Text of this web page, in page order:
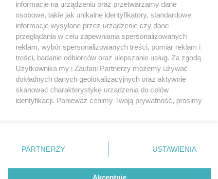
2 / 3
Remont Opery Śląskiej
Nie zapomnij
zapoznać się z:
polityką prywatności regulamin korzystania z portali
Twojemiasto
Piekary Śląskie
Chorzów
Tarnowskie Góry
Gliwice
Skontakuj sięz nami
Kontakt
Wydawca
Pogoda
informacje na urządzeniu oraz przetwarzamy dane
osobowe, takie jak unikalne identyfikatory, standardowe
informacje wysyłane przez urządzenie czy dane
przeglądania w celu zapewniania spersonalizowanych
reklam, wybór spersonalizowanych treści, pomiar reklam i
treści, badanie odbiorców oraz ulepszanie usług. Za zgodą
Użytkownika my i Zaufani Partnerzy możemy używać
dokładnych danych geolokalizacyjnych oraz aktywnie
skanować charakterystykę urządzenia do celów
identyfikacji. Ponieważ cenimy Twoją prywatność, prosimy
prywatności znajdujący się w lewym dolnym rogu strony
. Niektóre rodzaje przetwarzania danych nie wymagają
zgody użytkownika, ale masz prawo sprzeciwić się
takiemu przetwarzaniu. Preferencje będą miały
PARTNERZY USTAWIENIA
Akceptuję